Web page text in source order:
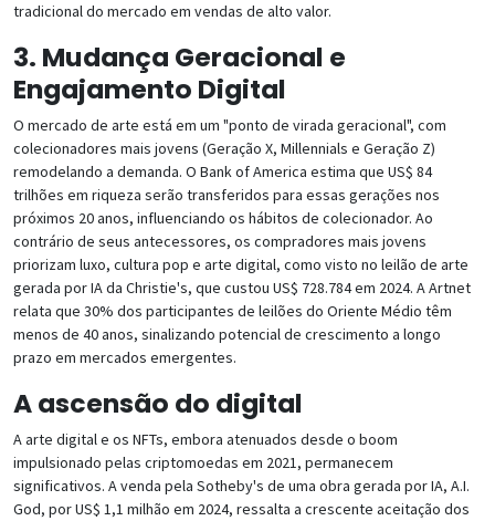
tradicional do mercado em vendas de alto valor.
3. Mudança Geracional e
Engajamento Digital
O mercado de arte está em um "ponto de virada geracional", com
colecionadores mais jovens (Geração X, Millennials e Geração Z)
remodelando a demanda. O Bank of America estima que US$ 84
trilhões em riqueza serão transferidos para essas gerações nos
próximos 20 anos, influenciando os hábitos de colecionador. Ao
contrário de seus antecessores, os compradores mais jovens
priorizam luxo, cultura pop e arte digital, como visto no leilão de arte
gerada por IA da Christie's, que custou US$ 728.784 em 2024. A Artnet
relata que 30% dos participantes de leilões do Oriente Médio têm
menos de 40 anos, sinalizando potencial de crescimento a longo
prazo em mercados emergentes.
A ascensão do digital
A arte digital e os NFTs, embora atenuados desde o boom
impulsionado pelas criptomoedas em 2021, permanecem
significativos. A venda pela Sotheby's de uma obra gerada por IA, A.I.
God, por US$ 1,1 milhão em 2024, ressalta a crescente aceitação dos